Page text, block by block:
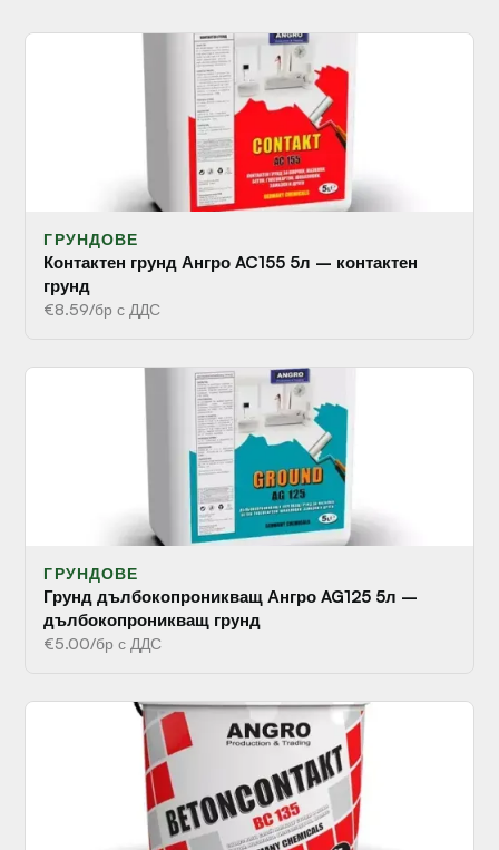
ГРУНДОВЕ
Контактен грунд Ангро AC155 5л – контактен
грунд
€8.59/бр с ДДС
ГРУНДОВЕ
Грунд дълбокопроникващ Ангро AG125 5л –
дълбокопроникващ грунд
€5.00/бр с ДДС